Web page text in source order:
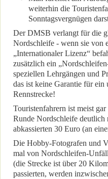
weiterhin die
Sonntagsvergnügen
Der DMSB verlangt für die
Nordschleife - wenn sie von
„Internationaler Lizenz“
zusätzlich ein
speziellen Lehrgängen und
das ist keine Garantie für
Rennstrecke!
Touristenfahrern ist meist
Runde Nordschleife deutlich
abkassierten 30 Euro (an
Die Hobby-Fotografen und
mal von Nordschleifen-
(die Strecke ist über 20
passierten, werden